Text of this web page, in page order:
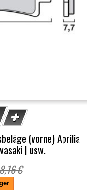
(vorne) Aprilia
| usw.
€